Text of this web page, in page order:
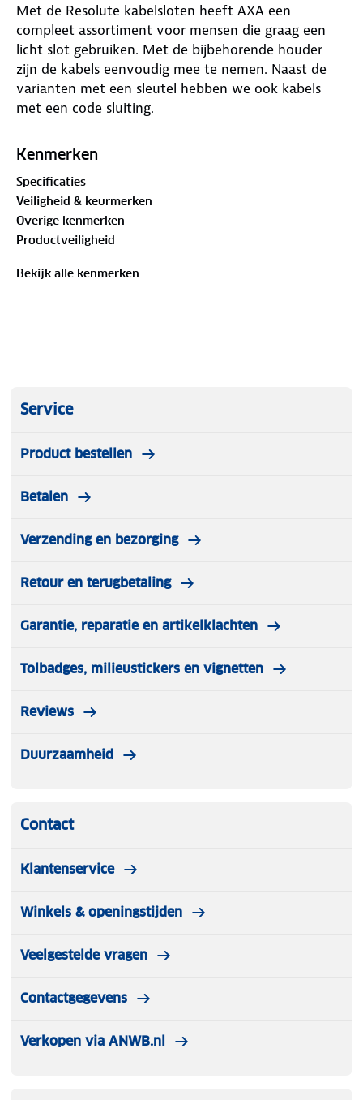
Met de Resolute kabelsloten heeft AXA een
compleet assortiment voor mensen die graag een
licht slot gebruiken. Met de bijbehorende houder
zijn de kabels eenvoudig mee te nemen. Naast de
varianten met een sleutel hebben we ook kabels
met een code sluiting.
Kenmerken
Specificaties
Veiligheid & keurmerken
Overige kenmerken
Productveiligheid
Bekijk alle kenmerken
Service
Product bestellen
Betalen
Verzending en bezorging
Retour en terugbetaling
Garantie, reparatie en artikelklachten
Tolbadges, milieustickers en vignetten
Reviews
Duurzaamheid
Contact
Klantenservice
Winkels & openingstijden
Veelgestelde vragen
Contactgegevens
Verkopen via ANWB.nl